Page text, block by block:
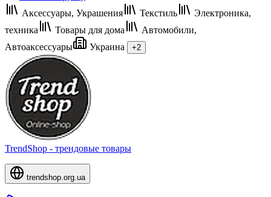
Аксессуары, Украшения
Текстиль
Электроника,
техника
Товары для дома
Автомобили,
Автоаксессуары
Украина +2
TrendShop - трендовые товары
trendshop.org.ua